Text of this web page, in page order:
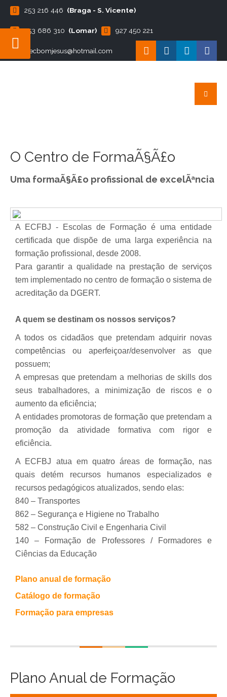
253 216 446 (Braga - S. Vicente)
253 686 310 (Lomar) 927 450 221
ecbomjesus@hotmail.com
O Centro de FormaÃ§Ã£o
Uma formaÃ§Ã£o profissional de excelÃªncia
A ECFBJ - Escolas de Formação é uma entidade
certificada que dispõe de uma larga experiência na
formação profissional, desde 2008.
Para garantir a qualidade na prestação de serviços
tem implementado no centro de formação o sistema de
acreditação da DGERT.
A quem se destinam os nossos serviços?
A todos os cidadãos que pretendam adquirir novas
competências ou aperfeiçoar/desenvolver as que
possuem;
A empresas que pretendam a melhorias deskills dos
seus trabalhadores, a minimização de riscos e o
aumento da eficiência;
A entidades promotoras de formação que pretendam a
promoção da atividade formativa com rigor e
eficiência.
A ECFBJ atua em quatro áreas de formação, nas
quais detém recursos humanos especializados e
recursos pedagógicos atualizados, sendo elas:
840 – Transportes
862 – Segurança e Higiene no Trabalho
582 – Construção Civil e Engenharia Civil
140 – Formação de Professores / Formadores e
Ciências da Educação
Plano anual de formação
Catálogo de formação
Formação para empresas
Plano Anual de Formação